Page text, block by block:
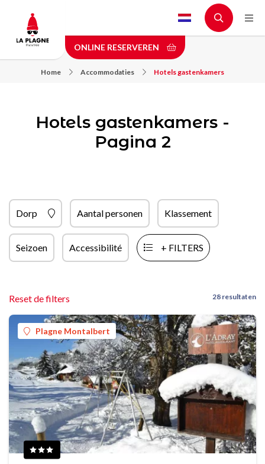
main
content
ONLINE RESERVEREN
Home Accommodaties Hotels gastenkamers
Hotels gastenkamers -
Pagina 2
Dorp Aantal personen Klassement
Seizoen Accessibilité + FILTERS
Reset de filters 28 resultaten
Plagne Montalbert